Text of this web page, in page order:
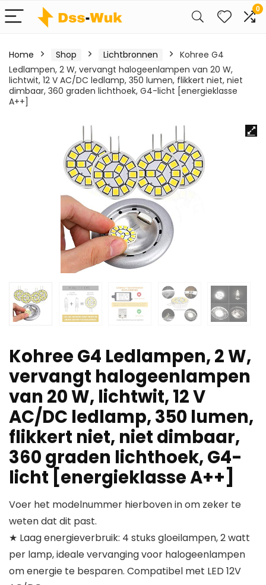
0
Home Shop Lichtbronnen
Kohree G4
Ledlampen, 2 W, vervangt halogeenlampen van 20 W,
lichtwit, 12 V AC/DC ledlamp, 350 lumen, flikkert niet, niet
dimbaar, 360 graden lichthoek, G4-licht [energieklasse
A++]
Kohree G4 Ledlampen, 2 W,
vervangt halogeenlampen
van 20 W, lichtwit, 12 V
AC/DC ledlamp, 350 lumen,
flikkert niet, niet dimbaar,
360 graden lichthoek, G4-
licht [energieklasse A++]
Voer het modelnummer hierboven in om zeker te
weten dat dit past.
★ Laag energieverbruik: 4 stuks gloeilampen, 2 watt
per lamp, ideale vervanging voor halogeenlampen
om energie te besparen. Compatibel met LED 12V